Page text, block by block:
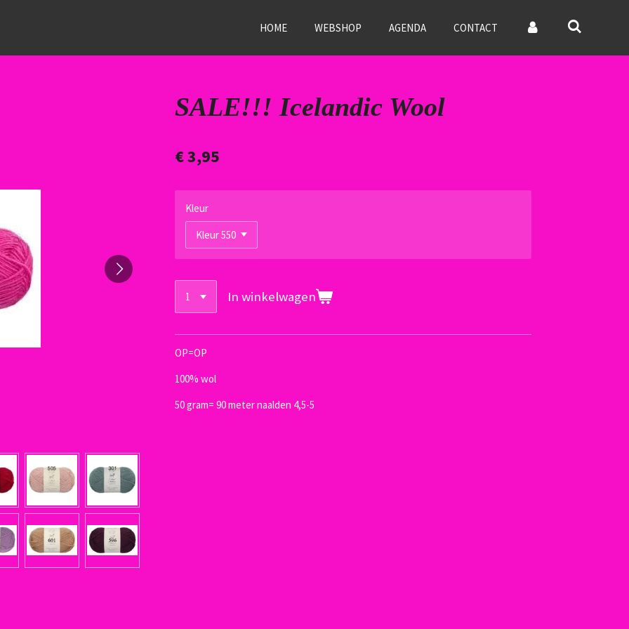
HOME WEBSHOP AGENDA CONTACT
SALE!!! Icelandic Wool
€ 3,95
Kleur
In winkelwagen
OP=OP
100% wol
50 gram= 90 meter naalden 4,5-5